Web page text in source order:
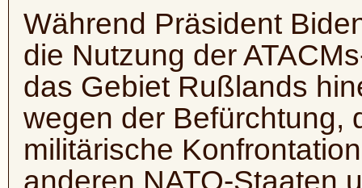
Während Präsident
die Nutzung der
das Gebiet Rußlands
wegen der Befürchtung,
militärische
anderen NATO-Staaten